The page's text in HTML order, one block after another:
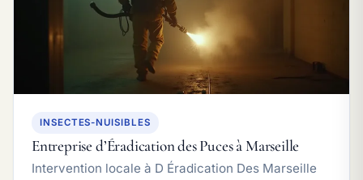
INSECTES-NUISIBLES
Entreprise d’Éradication des Puces à Marseille
Intervention locale à D Éradication Des Marseille